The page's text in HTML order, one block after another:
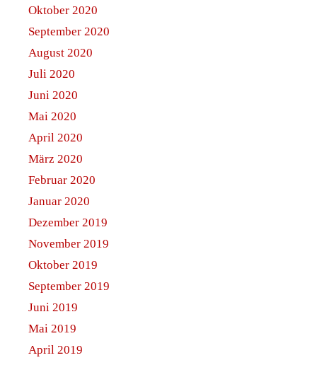
Oktober 2020
September 2020
August 2020
Juli 2020
Juni 2020
Mai 2020
April 2020
März 2020
Februar 2020
Januar 2020
Dezember 2019
November 2019
Oktober 2019
September 2019
Juni 2019
Mai 2019
April 2019